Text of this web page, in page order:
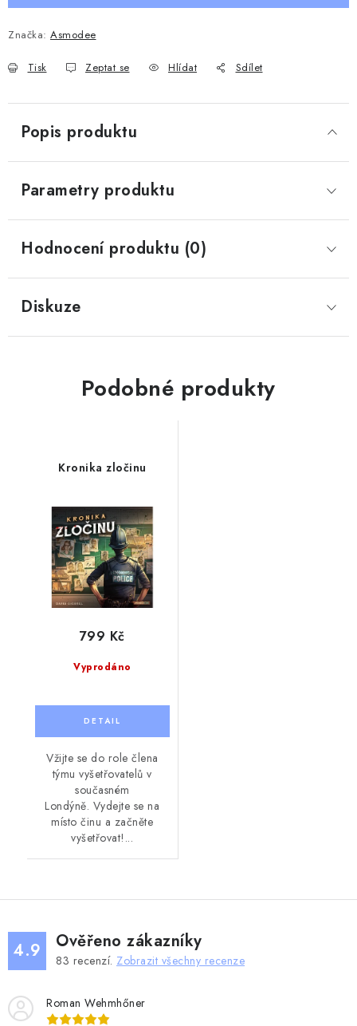
Značka: Asmodee
Tisk Zeptat se Hlídat Sdílet
Popis produktu
Parametry produktu
Hodnocení produktu (0)
Diskuze
Podobné produkty
Kronika zločinu
Vyprodáno
799 Kč
Vžijte se do role člena
týmu vyšetřovatelů v
současném
Londýně. Vydejte se na
místo činu a začněte
vyšetřovat!...
4.9 Ověřeno zákazníky
83 recenzí. Zobrazit všechny recenze
Roman Wehmhőner